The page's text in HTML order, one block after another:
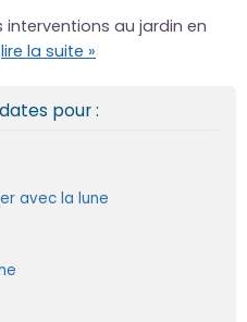
au jardin en
lire la suite »
pour :
avec la lune